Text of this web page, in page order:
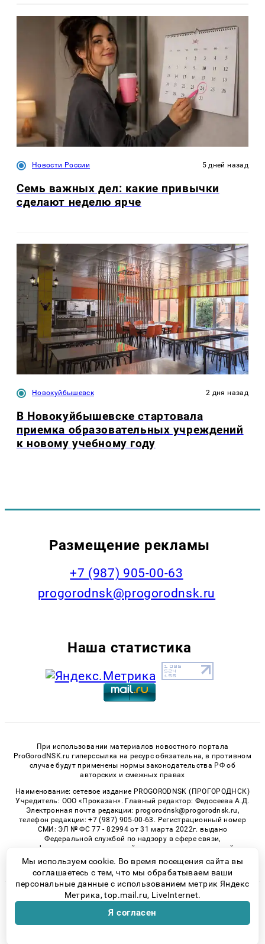
Новости России 5 дней назад
Семь важных дел: какие привычки
сделают неделю ярче
Новокуйбышевск 2 дня назад
В Новокуйбышевске стартовала
приемка образовательных учреждений
к новому учебному году
Размещение рекламы
+7 (987) 905-00-63
progorodnsk@progorodnsk.ru
Наша статистика
При использовании материалов новостного портала
ProGorodNSK.ru гиперссылка на ресурс обязательна, в противном
случае будут применены нормы законодательства РФ об
авторских и смежных правах
Наименование: сетевое издание PROGORODNSK (ПРОГОРОДНСК)
Учредитель: ООО «Проказан». Главный редактор: Федосеева А.Д.
Электронная почта редакции: progorodnsk@progorodnsk.ru,
телефон редакции: +7 (987) 905-00-63. Регистрационный номер
СМИ: ЭЛ № ФС 77 - 82994 от 31 марта 2022г. выдано
Федеральной службой по надзору в сфере связи,
информационных технологий и массовых коммуникаций.
Возрастная категория сайта 16+.
© 2026 «progorodnsk» | Все права защищены
Возрастная категория сайта 16+
Политика конфиденциальности
Мы используем cookie. Во время посещения сайта вы
соглашаетесь с тем, что мы обрабатываем ваши
персональные данные с использованием метрик Яндекс
Метрика, top.mail.ru, LiveInternet.
Я согласен